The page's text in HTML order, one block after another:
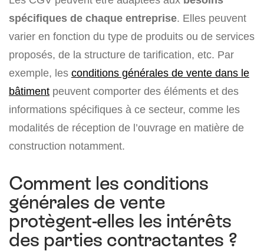
spécifiques de chaque entreprise. Elles peuvent
varier en fonction du type de produits ou de services
proposés, de la structure de tarification, etc. Par
exemple, les conditions générales de vente dans le
bâtiment peuvent comporter des éléments et des
informations spécifiques à ce secteur, comme les
modalités de réception de l’ouvrage en matière de
construction notamment.
Comment les conditions
générales de vente
protègent-elles les intérêts
des parties contractantes ?